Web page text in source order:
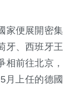
家便展開密集
牙、西班牙王
相前往北京，
月上任的德國